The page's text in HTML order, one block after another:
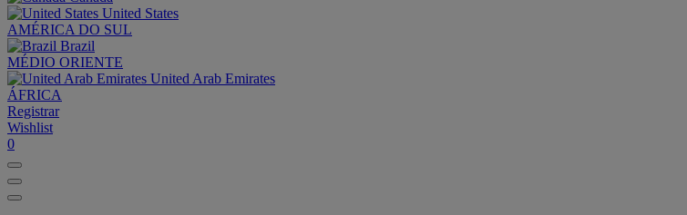
United States
AMÉRICA DO SUL
Brazil
MÉDIO ORIENTE
United Arab Emirates
ÁFRICA
Registrar
Wishlist
0